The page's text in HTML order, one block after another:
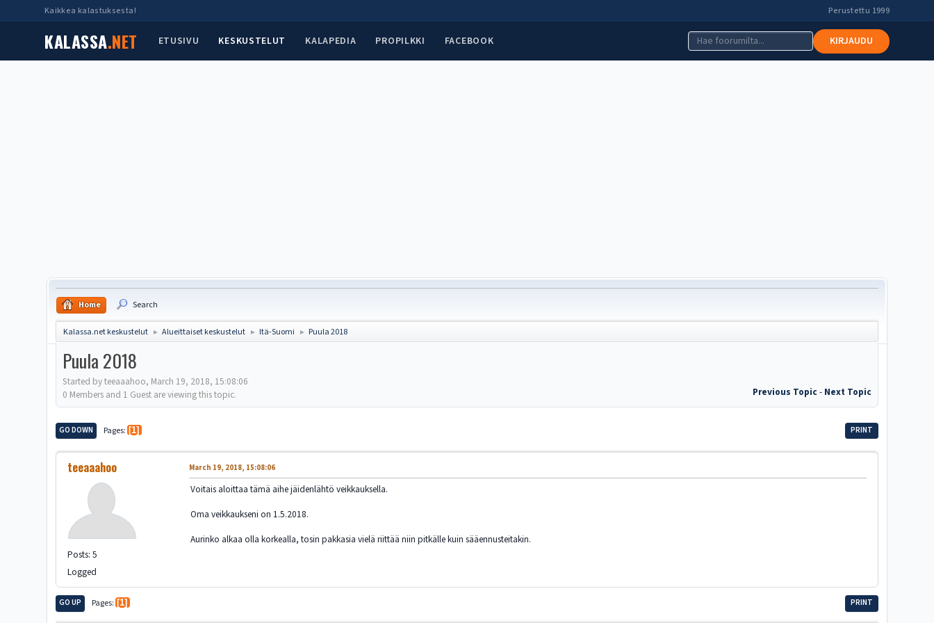
Kaikkea kalastuksesta! Perustettu 1999
KALASSA.NET ETUSIVU KESKUSTELUT KALAPEDIA PROPILKKI FACEBOOK KIRJAUDU
Home Search
Kalassa.net keskustelut ► Alueittaiset keskustelut ► Itä-Suomi ► Puula 2018
Puula 2018
Started by teeaaahoo, March 19, 2018, 15:08:06
Previous Topic- Next Topic
0 Members and 1 Guest are viewing this topic.
PRINT
GO DOWN Pages 1
teeaaahoo
Posts: 5
Logged
March 19, 2018, 15:08:06
Voitais aloittaa tämä aihe jäidenlähtö veikkauksella.
Oma veikkaukseni on 1.5.2018.
Aurinko alkaa olla korkealla, tosin pakkasia vielä riittää niin pitkälle kuin sääennusteitakin.
PRINT
GO UP Pages 1